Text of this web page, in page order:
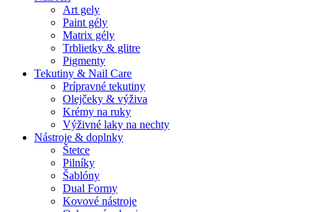
Art gely
Paint gély
Matrix gély
Trblietky & glitre
Pigmenty
Tekutiny & Nail Care
Prípravné tekutiny
Olejčeky & výživa
Krémy na ruky
Výživné laky na nechty
Nástroje & doplnky
Štetce
Pilníky
Šablóny
Dual Formy
Kovové nástroje